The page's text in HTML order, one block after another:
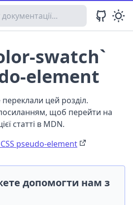
swatch`
element
цей розділ.
щоб перейти на
статті в MDN.
pseudo-element
допомогти нам з